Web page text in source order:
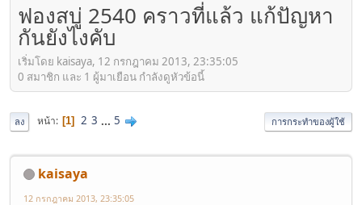
ฟองสบู่ 2540 คราวที่แล้ว แก้ปัญหา
กันยังไงคับ
เริ่มโดย kaisaya, 12 กรกฎาคม 2013, 23:35:05
0 สมาชิก และ 1 ผู้มาเยือน กำลังดูหัวข้อนี้
ลง หน้า 1 2 3 ... 5 การกระทำของผู้ใช้
kaisaya
12 กรกฎาคม 2013, 23:35:05